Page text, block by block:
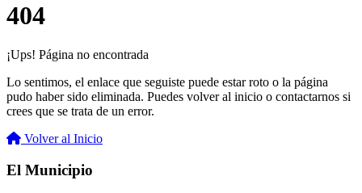
404
¡Ups! Página no encontrada
Lo sentimos, el enlace que seguiste puede estar roto o la página
pudo haber sido eliminada. Puedes volver al inicio o contactarnos si
crees que se trata de un error.
Volver al Inicio
El Municipio